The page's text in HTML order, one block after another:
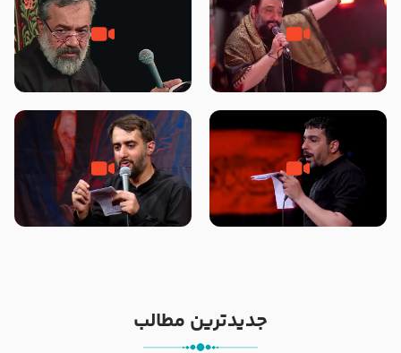
جانا جانا ابی عبدالله – کربلایی جواد
مقدم – شب هشتم محرم 1448 –
مادر منم مثل تو خمیدم – حاج
محمود کریمی – شهادت حضرت
هیئت رایة العباس علیه السلام
تک ، عبّاس، صاحب دل‌هاست –
حاج حنیف طاهری – عزاداری شب
من غلام نوکراتم من عاشق کربلاتم
– شور زمینه – شب هفتم – محرم
جدیدترین مطالب